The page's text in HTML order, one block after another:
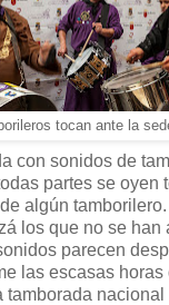
tocan ante la
con sonidos de
partes se oyen
algún
los que no se han
parecen
las escasas horas
tamborada